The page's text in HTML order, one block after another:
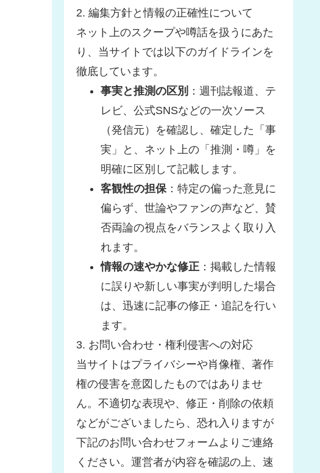
2. 編集方針と情報の正確性について
ネット上のスクープや噂話を扱うにあた
り、当サイトでは以下のガイドラインを
徹底しています。
事実と推測の区別 ：週刊誌報道、テ
レビ、公式SNSなどの一次ソース
（発信元）を確認し、確定した「事
実」と、ネット上の「推測・噂」を
明確に区別して記載します。
客観性の担保 ：特定の偏った意見に
偏らず、世論やファンの声など、賛
否両論の視点をバランスよく取り入
れます。
情報の速やかな修正 ：掲載した情報
に誤りや新しい事実が判明した場合
は、迅速に記事の修正・追記を行い
ます。
3. お問い合わせ・権利侵害への対応
当サイトはプライバシーや肖像権、著作
権の侵害を意図したものではありませ
ん。不適切な表現や、修正・削除の依頼
などがございましたら、恐れ入りますが
下記のお問い合わせフォームよりご連絡
ください。運営者が内容を確認の上、速